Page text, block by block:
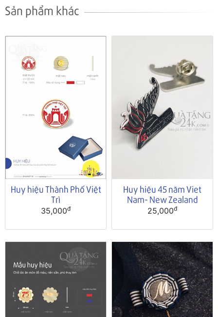
Sản phẩm khác
Huy hiệu Thành Phố Việt
Trì
35,000đ
Huy hiệu 45 năm Viet
Nam- New Zealand
25,000đ